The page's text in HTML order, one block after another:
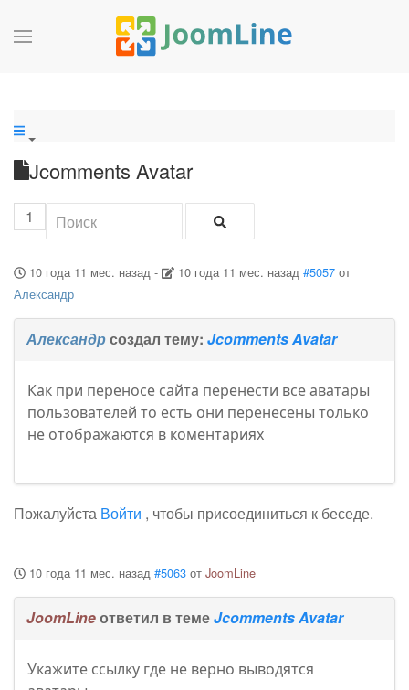
Jcomments Avatar
1
10 года 11 мес. назад- 10 года 11 мес. назад #5057 от
Александр
Александрсоздал тему: Jcomments Avatar
Как при переносе сайта перенести все аватары
пользователей то есть они перенесены только
не отображаются в коментариях
Пожалуйста Войти , чтобы присоединиться к беседе.
10 года 11 мес. назад #5063 от JoomLine
JoomLineответил в темеJcomments Avatar
Укажите ссылку где не верно выводятся